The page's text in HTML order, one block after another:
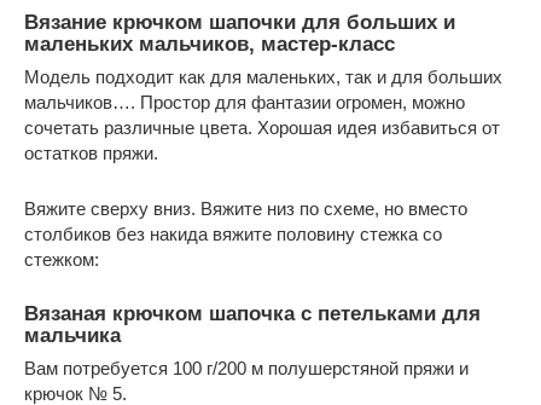
Вязание крючком шапочки для больших и
маленьких мальчиков, мастер-класс
Модель подходит как для маленьких, так и для больших
мальчиков…. Простор для фантазии огромен, можно
сочетать различные цвета. Хорошая идея избавиться от
остатков пряжи.
Вяжите сверху вниз. Вяжите низ по схеме, но вместо
столбиков без накида вяжите половину стежка со
стежком:
Вязаная крючком шапочка с петельками для
мальчика
Вам потребуется 100 г/200 м полушерстяной пряжи и
крючок № 5.